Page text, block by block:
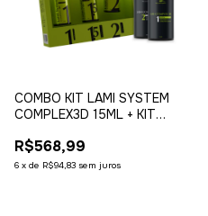
COMBO KIT LAMI SYSTEM
COMPLEX3D 15ML + KIT
R$568,99
6 x de R$94,83 sem juros